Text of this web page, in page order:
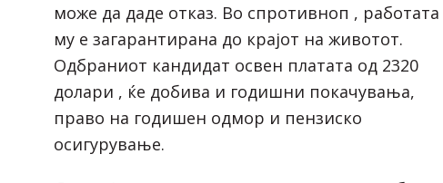
може да даде отказ. Во спротивноп , работата
му е загарантирана до крајот на животот.
Одбраниот кандидат освен платата од 2320
долари , ќе добива и годишни покачувања,
право на годишен одмор и пензиско
осигурување.